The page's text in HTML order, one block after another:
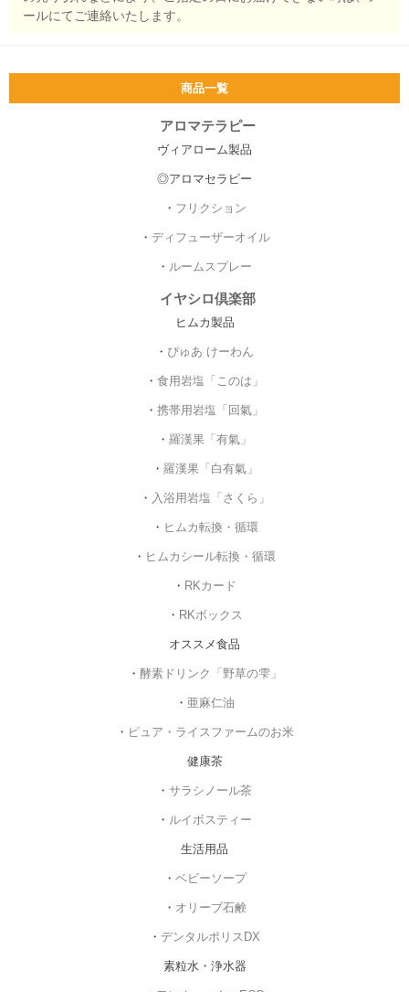
ールにてご連絡いたします。
商品一覧
アロマテラピー
ヴィアローム製品
◎アロマセラピー
・ フリクション
・ ディフューザーオイル
・ ルームスプレー
イヤシロ倶楽部
ヒムカ製品
・ ぴゅあ けーわん
・ 食用岩塩「このは」
・ 携帯用岩塩「回氣」
・ 羅漢果「有氣」
・ 羅漢果「白有氣」
・ 入浴用岩塩「さくら」
・ ヒムカ転換・循環
・ ヒムカシール転換・循環
・ RKカード
・ RKボックス
オススメ食品
・ 酵素ドリンク「野草の雫」
・ 亜麻仁油
・ ピュア・ライスファームのお米
健康茶
・ サラシノール茶
・ ルイボスティー
生活用品
・ ベビーソープ
・ オリーブ石鹸
・ デンタルポリスDX
素粒水・浄水器